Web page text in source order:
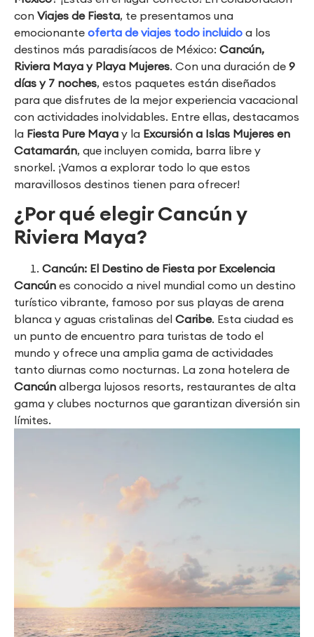
con Viajes de Fiesta, te presentamos una
emocionante oferta de viajes todo incluido a los
destinos más paradisíacos de México: Cancún,
Riviera Maya y Playa Mujeres. Con una duración de 9
días y 7 noches, estos paquetes están diseñados
para que disfrutes de la mejor experiencia vacacional
con actividades inolvidables. Entre ellas, destacamos
la Fiesta Pure Maya y la Excursión a Islas Mujeres en
Catamarán, que incluyen comida, barra libre y
snorkel. ¡Vamos a explorar todo lo que estos
maravillosos destinos tienen para ofrecer!
¿Por qué elegir Cancún y
Riviera Maya?
Cancún: El Destino de Fiesta por Excelencia
Cancún es conocido a nivel mundial como un destino
turístico vibrante, famoso por sus playas de arena
blanca y aguas cristalinas del Caribe. Esta ciudad es
un punto de encuentro para turistas de todo el
mundo y ofrece una amplia gama de actividades
tanto diurnas como nocturnas. La zona hotelera de
Cancún alberga lujosos resorts, restaurantes de alta
gama y clubes nocturnos que garantizan diversión sin
límites.